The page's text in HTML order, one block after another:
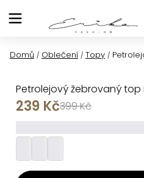
na
Domů / Oblečení / Topy /
Petrolejový žebrovaný top
399 Kč
239 Kč